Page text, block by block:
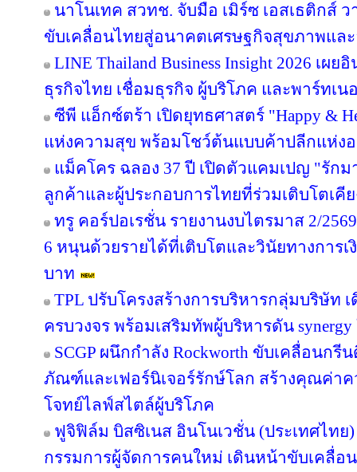
นาโนเทค สวทช. จับมือ เมิร์ซ เอสเธติกส์ ว
ขับเคลื่อนไทยสู่อนาคตเศรษฐกิจสุขภาพแล
LINE Thailand Business Insight 2026 เผ
ธุรกิจไทย เชื่อมธุรกิจ ผู้บริโภค และพาร์ทเน
ซีพี แอ็กซ์ตร้า เปิดยุทธศาสตร์ "Happy &
แห่งความสุข พร้อมโชว์ต้นแบบค้าปลีกแห่ง
แม็คโคร ฉลอง 37 ปี เปิดตัวแคมเปญ "รั
ลูกค้าและผู้ประกอบการไทยที่ร่วมเติบโตเคี
ทรู คอร์ปอเรชั่น รายงานงบไตรมาส 2/
6 หนุนด้วยรายได้ที่เติบโตและวินัยทางการ
บาท
TPL ปรับโครงสร้างการบริหารกลุ่มบริษัท
ครบวงจร พร้อมเสริมทัพผู้บริหารดัน synergy
SCGP ผนึกกำลัง Rockworth ขับเคลื่อนก
ภัณฑ์และเฟอร์นิเจอร์รักษ์โลก สร้างคุณค่า
โจทย์ไลฟ์สไตล์ผู้บริโภค
ฟูจิฟิล์ม บิสซิเนส อินโนเวชั่น (ประเทศไทย)
กรรมการผู้จัดการคนใหม่ เดินหน้าขับเคลื่อ